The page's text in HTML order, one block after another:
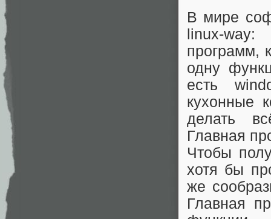
В мире
linux-
программ,
одну
есть
кухонные
делать
Главная
Чтобы
хотя бы
же
Главная